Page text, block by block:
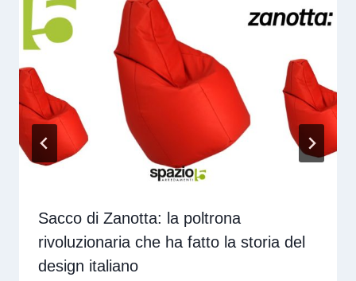
Sacco di Zanotta: la poltrona
rivoluzionaria che ha fatto la storia del
design italiano